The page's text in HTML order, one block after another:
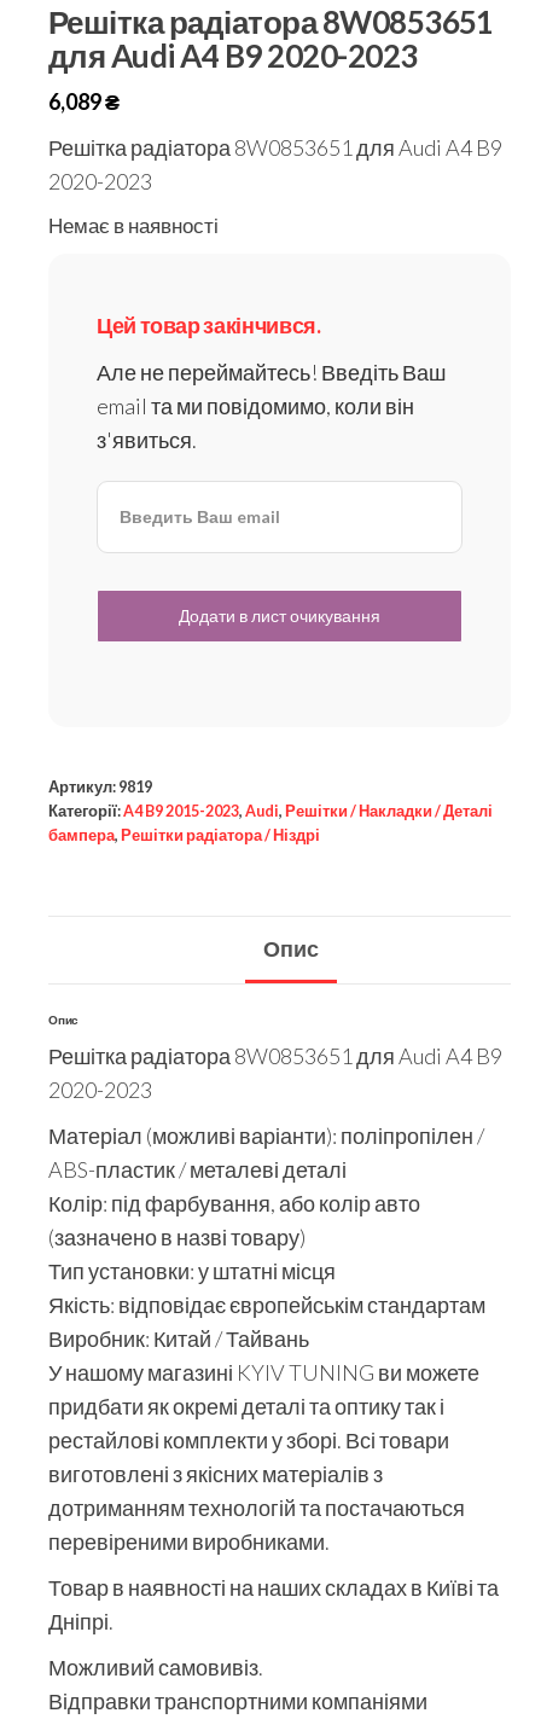
Решітка радіатора 8W0853651
для Audi A4 B9 2020-2023
6,089₴
Решітка радіатора 8W0853651 для Audi A4 B9
2020-2023
Немає в наявності
Цей товар закінчився.
Але не переймайтесь! Введіть Ваш
email та ми повідомимо, коли він
з'явиться.
Артикул: 9819
Категорії:A4 B9 2015-2023, Audi, Решітки / Накладки / Деталі
бампера, Решітки радіатора / Ніздрі
Опис
Опис
Решітка радіатора 8W0853651 для Audi A4 B9
2020-2023
Матеріал (можливі варіанти): поліпропілен /
ABS-пластик / металеві деталі
Колір: під фарбування, або колір авто
(зазначено в назві товару)
Тип установки: у штатні місця
Якість: відповідає європейськім стандартам
Виробник: Китай / Тайвань
У нашому магазині KYIV TUNING ви можете
придбати як окремі деталі та оптику так і
рестайлові комплекти у зборі. Всі товари
виготовлені з якісних матеріалів з
дотриманням технологій та постачаються
перевіреними виробниками.
Товар в наявності на наших складах в Київі та
Дніпрі.
Можливий самовивіз.
Відправки транспортними компаніями